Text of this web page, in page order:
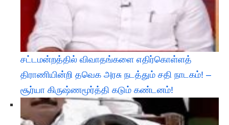
சட்டமன்றத்தில் விவாதங்களை எதிர்கொள்ளத்
திராணியின்றி தவெக அரசு நடத்தும் சதி நாடகம்! –
சூர்யா கிருஷ்ணமூர்த்தி கடும் கண்டனம்!